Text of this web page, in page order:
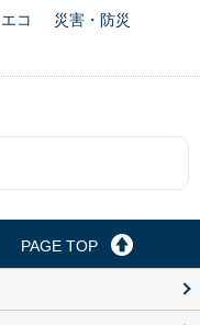
コ
災害・防災
PAGE TOP